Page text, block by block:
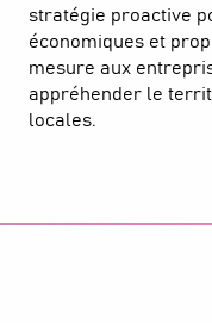
stratégie proactive
économiques et
mesure aux
appréhender le
locales.